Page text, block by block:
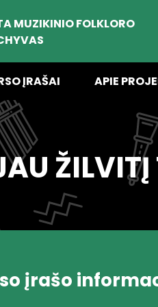
MUZIKINIO FOLKLORO
ĮRAŠAI APIE
ŽILVITĮ
įrašo